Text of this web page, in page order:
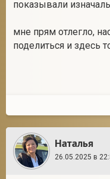
показывали
мне прям отлегло,
поделиться и здесь
Наталья
26.05.2025 в